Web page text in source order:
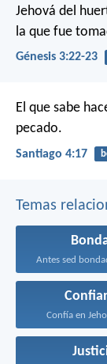
Jehová del
la que fue
Génesis 3:22-23
El que sabe
pecado.
Santiago 4:17
Temas
Confía en